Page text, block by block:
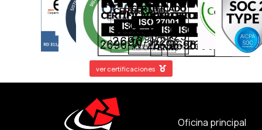
ver certificaciones
Oficina principal